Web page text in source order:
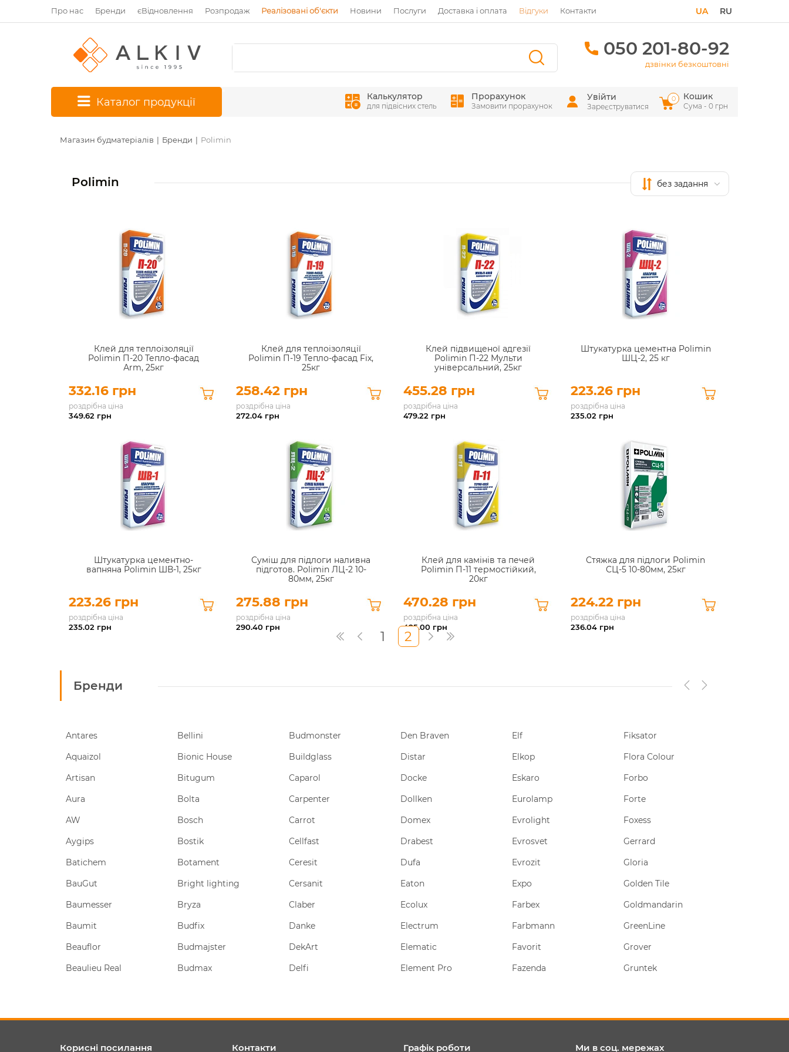
Про нас Бренди єВідновлення Розпродаж Реалізовані об'єкти Новини Послуги Доставка і оплата Відгуки Контакти RU
UA
050 201-80-92
дзвінки безкоштовні
Каталог продукції Калькулятор
для підвісних стель
Прорахунок
Замовити прорахунок
Увійти
Зареєструватися
Кошик
Сума - 0 грн
0
Магазин будматеріалів Бренди Polimin
Polimin без задання
Клей для теплоізоляції
Polimin П-20 Тепло-фасад
Аrm, 25кг
332.16 грн
роздрібна ціна
349.62 грн
Клей для теплоізоляції
Polimin П-19 Тепло-фасад Fix,
25кг
258.42 грн
роздрібна ціна
272.04 грн
Клей підвищеної адгезії
Polimin П-22 Мульти
універсальний, 25кг
455.28 грн
роздрібна ціна
479.22 грн
Штукатурка цементна Polimin
ШЦ-2, 25 кг
223.26 грн
роздрібна ціна
235.02 грн
Штукатурка цементно-
вапняна Polimin ШВ-1, 25кг
223.26 грн
роздрібна ціна
235.02 грн
Суміш для підлоги наливна
підготов. Polimin ЛЦ-2 10-
80мм, 25кг
275.88 грн
роздрібна ціна
290.40 грн
Клей для камінів та печей
Polimin П-11 термостійкий,
20кг
470.28 грн
роздрібна ціна
495.00 грн
Стяжка для підлоги Polimin
СЦ-5 10-80мм, 25кг
224.22 грн
роздрібна ціна
236.04 грн
1 2
Бренди
Antares
Aquaizol
Artisan
Aura
AW
Aygips
Batichem
BauGut
Baumesser
Baumit
Beauflor
Beaulieu Real
Bellini
Bionic House
Bitugum
Bolta
Bosch
Bostik
Botament
Bright lighting
Bryza
Budfix
Budmajster
Budmax
Budmonster
Buildglass
Caparol
Carpenter
Carrot
Cellfast
Ceresit
Cersanit
Claber
Danke
DekArt
Delfi
Den Braven
Distar
Docke
Dollken
Domex
Drabest
Dufa
Eaton
Ecolux
Electrum
Elematic
Element Pro
Elf
Elkop
Eskaro
Eurolamp
Evrolight
Evrosvet
Evrozit
Expo
Farbex
Farbmann
Favorit
Fazenda
Fiksator
Flora Colour
Forbo
Forte
Foxess
Gerrard
Gloria
Golden Tile
Goldmandarin
GreenLine
Grover
Gruntek
Корисні посилання Контакти Графік роботи Ми в соц. мережах